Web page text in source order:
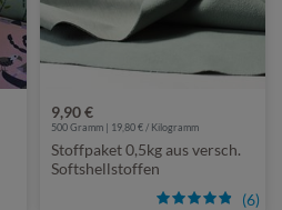
9,90 €
(6)
500 Gramm | 19,80 € / Kilogramm
Stoffpaket 0,5kg aus versch.
Softshellstoffen